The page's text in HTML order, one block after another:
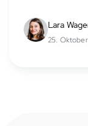
können.
Lara
25. Oktober